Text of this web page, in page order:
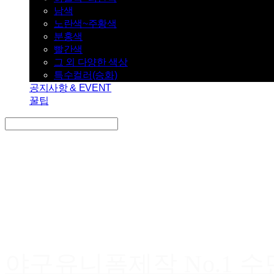
남색
노란색~주황색
분홍색
빨간색
그 외 다양한 색상
특수컬러(승화)
공지사항 & EVENT
꿀팁